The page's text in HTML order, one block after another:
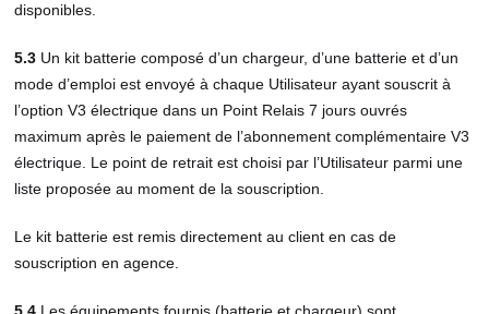
disponibles.
5.3 Un kit batterie composé d’un chargeur, d’une batterie et d’un
mode d’emploi est envoyé à chaque Utilisateur ayant souscrit à
l’option V3 électrique dans un Point Relais 7 jours ouvrés
maximum après le paiement de l’abonnement complémentaire V3
électrique. Le point de retrait est choisi par l’Utilisateur parmi une
liste proposée au moment de la souscription.
Le kit batterie est remis directement au client en cas de
souscription en agence.
5.4 Les équipements fournis (batterie et chargeur) sont